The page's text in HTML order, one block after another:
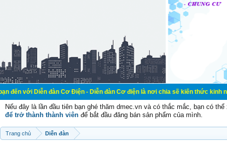
đàn Cơ Điện - Diễn đàn Cơ điện là nơi chia sẽ kiến thức kinh nghiệm
Nếu đây là lần đầu tiên bạn ghé thăm dmec.vn và có thắc mắc, bạn có
để trở thành thành viên để bắt đầu đăng bán sản phẩm của mình.
Trang chủ Diễn đàn